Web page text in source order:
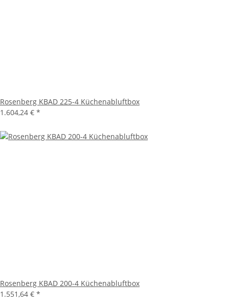
Rosenberg KBAD 225-4 Küchenabluftbox
1.604,24 € *
Rosenberg KBAD 200-4 Küchenabluftbox
1.551,64 € *